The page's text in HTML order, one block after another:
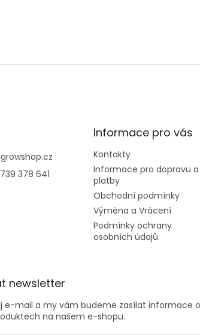
growshop.cz
378 641
Informace pro vás
Kontakty
Informace pro dopravu a
platby
Obchodní podmínky
Výměna a Vrácení
Podmínky ochrany
osobních údajů
newsletter
e-mail a my vám budeme zasílat informace o
na našem e-shopu.